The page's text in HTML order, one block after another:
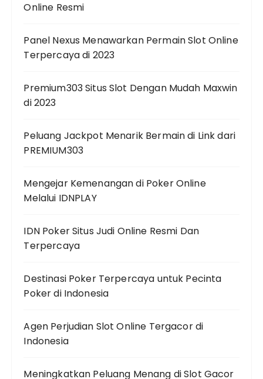
Online Resmi
Panel Nexus Menawarkan Permain Slot Online
Terpercaya di 2023
Premium303 Situs Slot Dengan Mudah Maxwin
di 2023
Peluang Jackpot Menarik Bermain di Link dari
PREMIUM303
Mengejar Kemenangan di Poker Online
Melalui IDNPLAY
IDN Poker Situs Judi Online Resmi Dan
Terpercaya
Destinasi Poker Terpercaya untuk Pecinta
Poker di Indonesia
Agen Perjudian Slot Online Tergacor di
Indonesia
Meningkatkan Peluang Menang di Slot Gacor